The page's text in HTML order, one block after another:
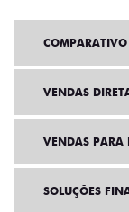
COMPARATIVO
VENDAS
VENDAS PARA
SOLUÇÕES